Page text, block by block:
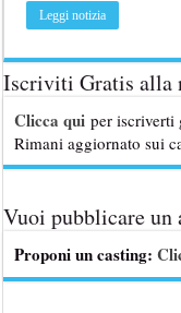
Leggi notizia
Iscriviti Gratis alla
Clicca qui per iscriverti
Rimani aggiornato sui
Vuoi pubblicare un
Proponi un casting: